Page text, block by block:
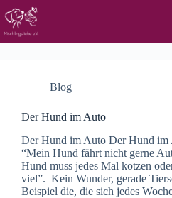
Zum
Inhalt
springen
Blog
Der Hund im Auto
Der Hund im Auto Der Hund
“Mein Hund fährt nicht gerne
Hund muss jedes Mal kotzen
viel”. Kein Wunder, gerade
Beispiel die, die sich jedes